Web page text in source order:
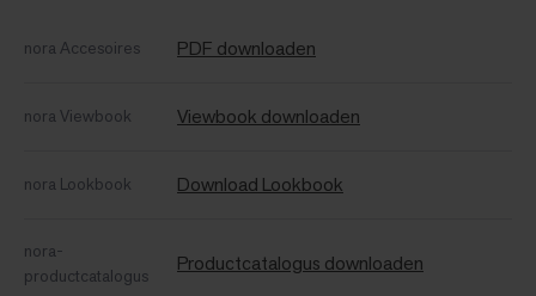
nora Accesoires PDF downloaden
nora Viewbook Viewbook downloaden
nora Lookbook Download Lookbook
nora-
productcatalogus
Productcatalogus downloaden